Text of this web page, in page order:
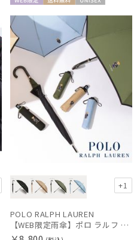
定
料
+1
POLO RALPH LAUREN
【WEB限定雨傘】ポロ ラルフ ローレン（POLO RALPH LAUREN）FLAG ベア